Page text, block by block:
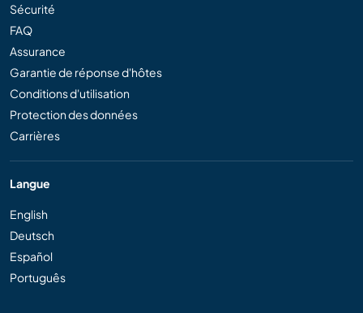
Sécurité
FAQ
Assurance
Garantie de réponse d'hôtes
Conditions d'utilisation
Protection des données
Carrières
Langue
English
Deutsch
Español
Português